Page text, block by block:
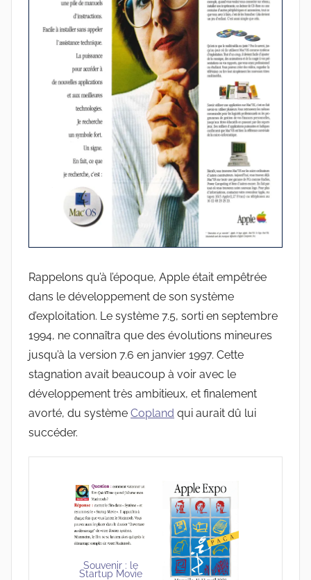
Rappelons qu’à l’époque, Apple était empêtrée
dans le développement de son système
d’exploitation. Le système 7.5, sorti en septembre
1994, ne connaîtra que des évolutions mineures
jusqu’à la version 7.6 en janvier 1997. Cette
stagnation avait beaucoup à voir avec le
développement très ambitieux, et finalement
avorté, du système Copland qui aurait dû lui
succéder.
Souvenir : le
Startup Movie